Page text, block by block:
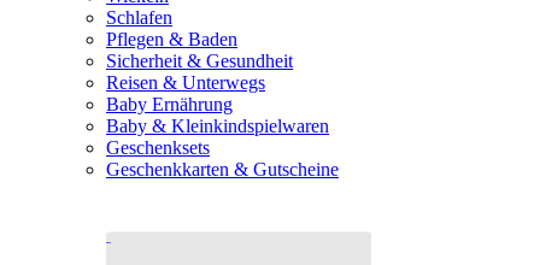
Schlafen
Pflegen & Baden
Sicherheit & Gesundheit
Reisen & Unterwegs
Baby Ernährung
Baby & Kleinkindspielwaren
Geschenksets
Geschenkkarten & Gutscheine